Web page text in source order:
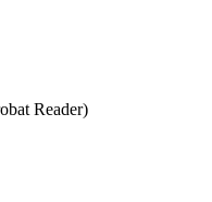
Reader)